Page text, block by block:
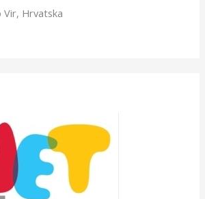
Vir, Hrvatska